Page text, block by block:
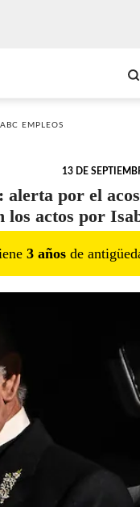
ABC EMPLEOS
13 DE
alerta por el
los actos por
3 años de